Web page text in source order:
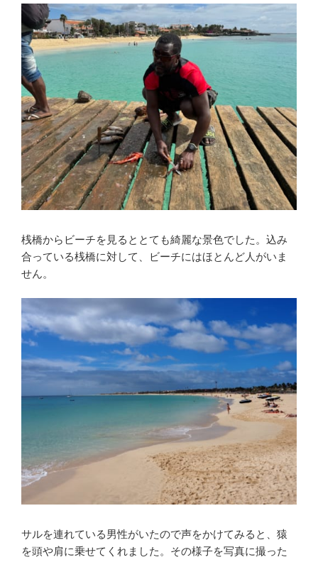
桟橋からビーチを見るととても綺麗な景色でした。込み
合っている桟橋に対して、ビーチにはほとんど人がいま
せん。
サルを連れている男性がいたので声をかけてみると、猿
を頭や肩に乗せてくれました。その様子を写真に撮った